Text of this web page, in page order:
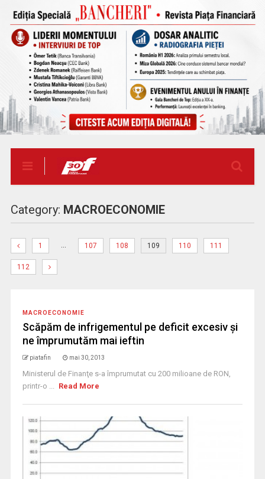
Category: MACROECONOMIE
1 … 107 108 109 110 111
112
MACROECONOMIE
Scăpăm de infrigementul pe deficit excesiv şi
ne împrumutăm mai ieftin
piatafin mai 30, 2013
Ministerul de Finanţe s-a împrumutat cu 200 milioane de RON,
printr-o ... Read More